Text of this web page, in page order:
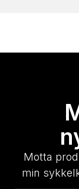
Motta
min